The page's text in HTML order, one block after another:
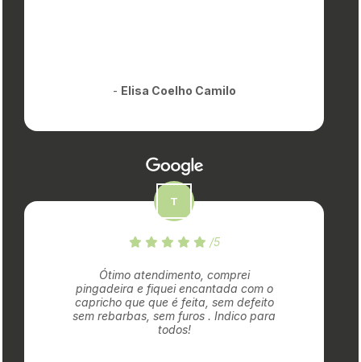
- Elisa Coelho Camilo
/5
Ótimo atendimento, comprei
pingadeira e fiquei encantada com o
capricho que que é feita, sem defeito
sem rebarbas, sem furos . Indico para
todos!